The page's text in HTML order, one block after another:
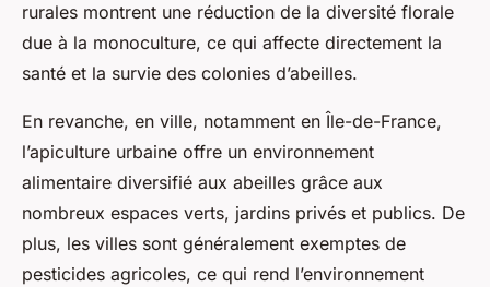
rurales montrent une réduction de la diversité florale
due à la monoculture, ce qui affecte directement la
santé et la survie des colonies d’abeilles.
En revanche, en ville, notamment en Île-de-France,
l’apiculture urbaine offre un environnement
alimentaire diversifié aux abeilles grâce aux
nombreux espaces verts, jardins privés et publics. De
plus, les villes sont généralement exemptes de
pesticides agricoles, ce qui rend l’environnement